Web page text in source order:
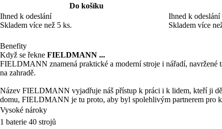
Do košíku
Ihned k odeslání
Skladem více než 5 ks.
Ihned k odeslání
Skladem více
Benefity
Když se řekne FIELDMANN ...
FIELDMANN znamená praktické a moderní stroje i nářadí, navržené
na zahradě.
Název FIELDMANN vyjadřuje náš přístup k práci i k lidem, kteří ji
domu, FIELDMANN je tu proto, aby byl spolehlivým partnerem pro
Vysoké nároky
1 baterie 40 strojů